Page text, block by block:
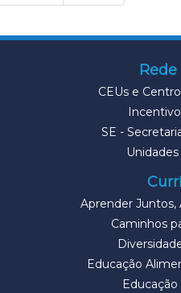
Rede
CEUs e
SE -
Aprender Juntos,
Caminhos
Educação